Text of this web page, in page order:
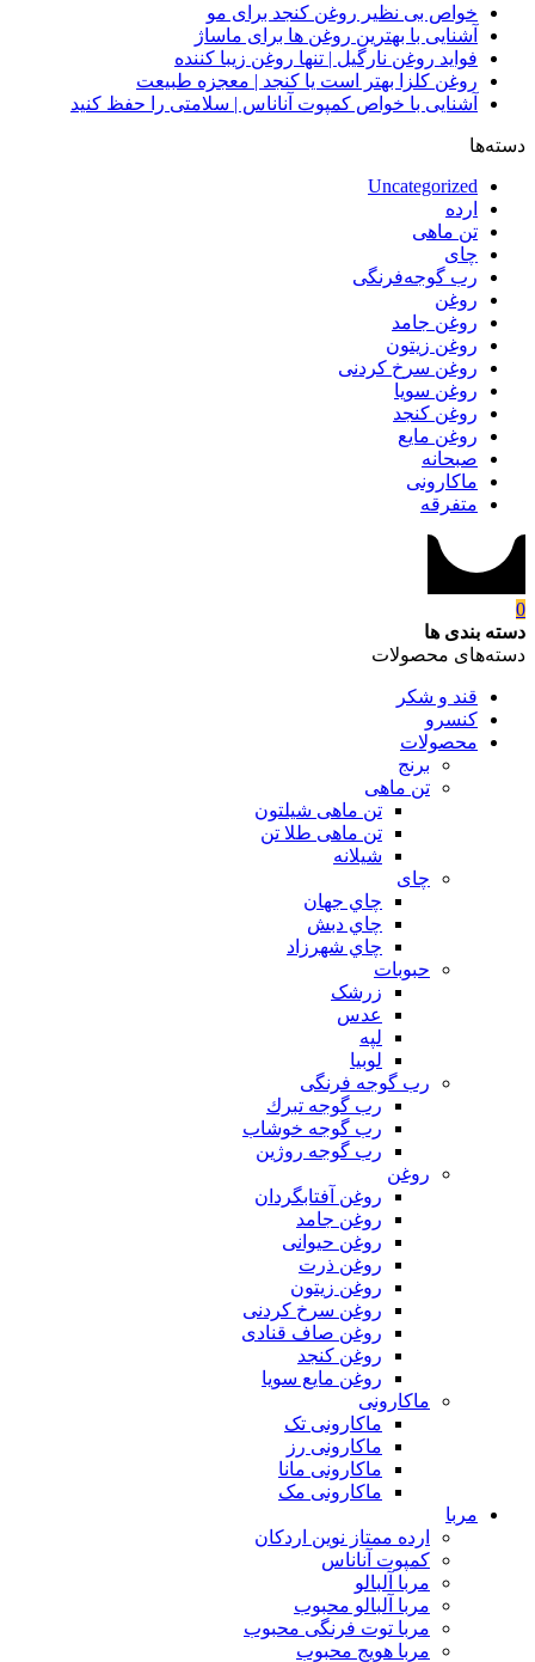
خواص بی نظیر روغن کنجد برای مو
آشنایی با بهترین روغن ها برای ماساژ
فواید روغن نارگیل | تنها روغن زیبا کننده
روغن کلزا بهتر است یا کنجد | معجزه طبیعت
آشنایی با خواص کمپوت آناناس | سلامتی را حفظ کنید
دسته‌ها
Uncategorized
ارده
تن ماهی
چای
رب گوجه‌فرنگی
روغن
روغن جامد
روغن زیتون
روغن سرخ کردنی
روغن سویا
روغن کنجد
روغن مایع
صبحانه
ماکارونی
متفرقه
0
دسته بندی ها
دسته‌های محصولات
قند و شکر
کنسرو
محصولات
برنج
تن ماهی
تن ماهی شیلتون
تن ماهی طلا تن
شیلانه
چای
چاي جهان
چاي دبش
چاي شهرزاد
حبوبات
زرشک
عدس
لپه
لوبیا
رب گوجه فرنگی
رب گوجه تبرك
رب گوجه خوشاب
رب گوجه روژین
روغن
روغن آفتابگردان
روغن جامد
روغن حیوانی
روغن ذرت
روغن زیتون
روغن سرخ کردنی
روغن صاف قنادی
روغن کنجد
روغن مایع سویا
ماکارونی
ماکارونی تک
ماکارونی رز
ماکارونی مانا
ماکارونی مک
مربا
ارده ممتاز نوین اردکان
کمپوت آناناس
مربا آلبالو
مربا آلبالو محبوب
مربا توت فرنگی محبوب
مربا هویج محبوب